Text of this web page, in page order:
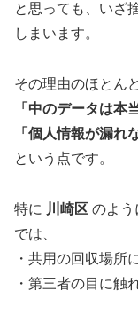
と思っても、いざ
しまいます。
その理由のほとん
「中のデータは本
「個人情報が漏れ
という点です。
特に 川崎区 のよう
では、
・共用の回収場所
・第三者の目に触